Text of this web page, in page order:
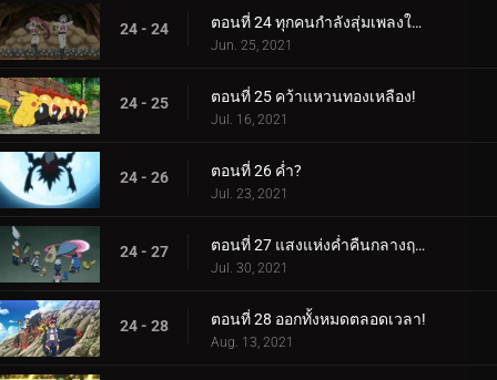
24 - 24 ตอนที่ 24 ทุกคนกำลังสุ่มเพลงใต้ดิน!
Jun. 25, 2021
24 - 25 ตอนที่ 25 คว้าแหวนทองเหลือง!
Jul. 16, 2021
24 - 26 ตอนที่ 26 ค่ำ?
Jul. 23, 2021
24 - 27 ตอนที่ 27 แสงแห่งค่ำคืนกลางฤดูร้อน!
Jul. 30, 2021
24 - 28 ตอนที่ 28 ออกทั้งหมดตลอดเวลา!
Aug. 13, 2021